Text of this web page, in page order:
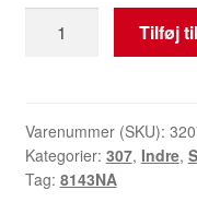
Citroën
8143NA
antal
Tilføj
Varenummer (SKU):
Kategorier: 307, Indre,
Tag: 8143NA